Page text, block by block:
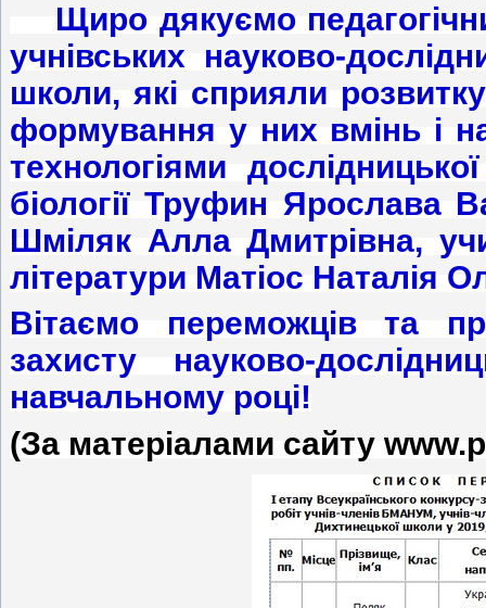
Щиро дякуємо
учнівських науково-
школи, які сприяли
формування у них вмінь і
технологіями
біології Труфин Ярослава
Шміляк Алла Дмитрівна,
літератури Матіос Наталія
Вітаємо переможців та
захисту науково-
навчальному році!
(За матеріалами сайту